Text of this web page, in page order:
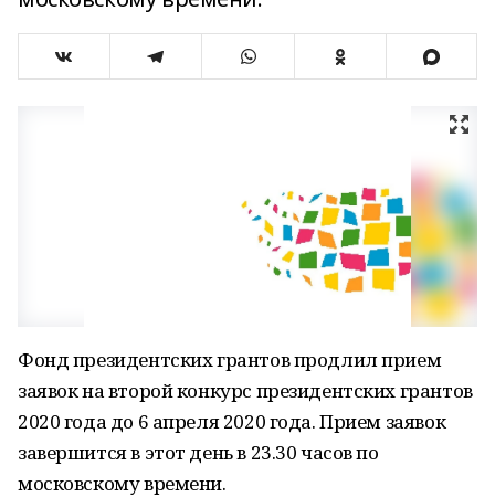
Фонд президентских грантов продлил прием
заявок на второй конкурс президентских грантов
2020 года до 6 апреля 2020 года. Прием заявок
завершится в этот день в 23.30 часов по
московскому времени.